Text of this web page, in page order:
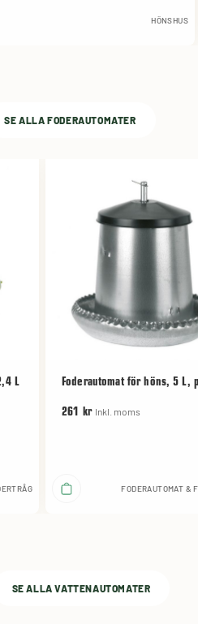
HÖNSHUS
SE ALLA FODERAUTOMATER
L Foderautomat för höns, 5 L,
261 kr Inkl. moms
FODERAUTOMAT &
SE ALLA VATTENAUTOMATER